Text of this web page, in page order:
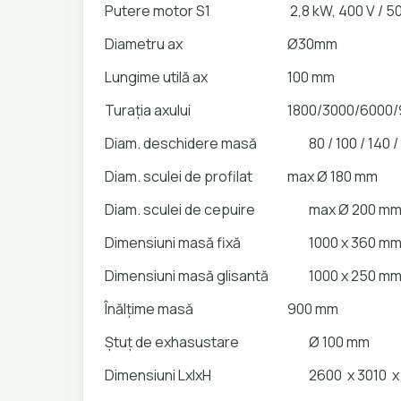
Putere motor S1
2,8 kW, 400 V /
Diametru ax
Ø30mm
Lungime utilă ax
100 mm
Turația axului
1800/3000/
Diam. deschidere masă
80 / 100 / 140
Diam. sculei de profilat
max Ø 180 mm
Diam. sculei de cepuire
max Ø 200 mm
Dimensiuni masă fixă
1000 x 360 mm
Dimensiuni masă glisantă
1000 x 250 mm
Înălțime masă
900 mm
Ștuț de exhasustare
Ø 100 mm
Dimensiuni LxlxH
2600 x 3010 x